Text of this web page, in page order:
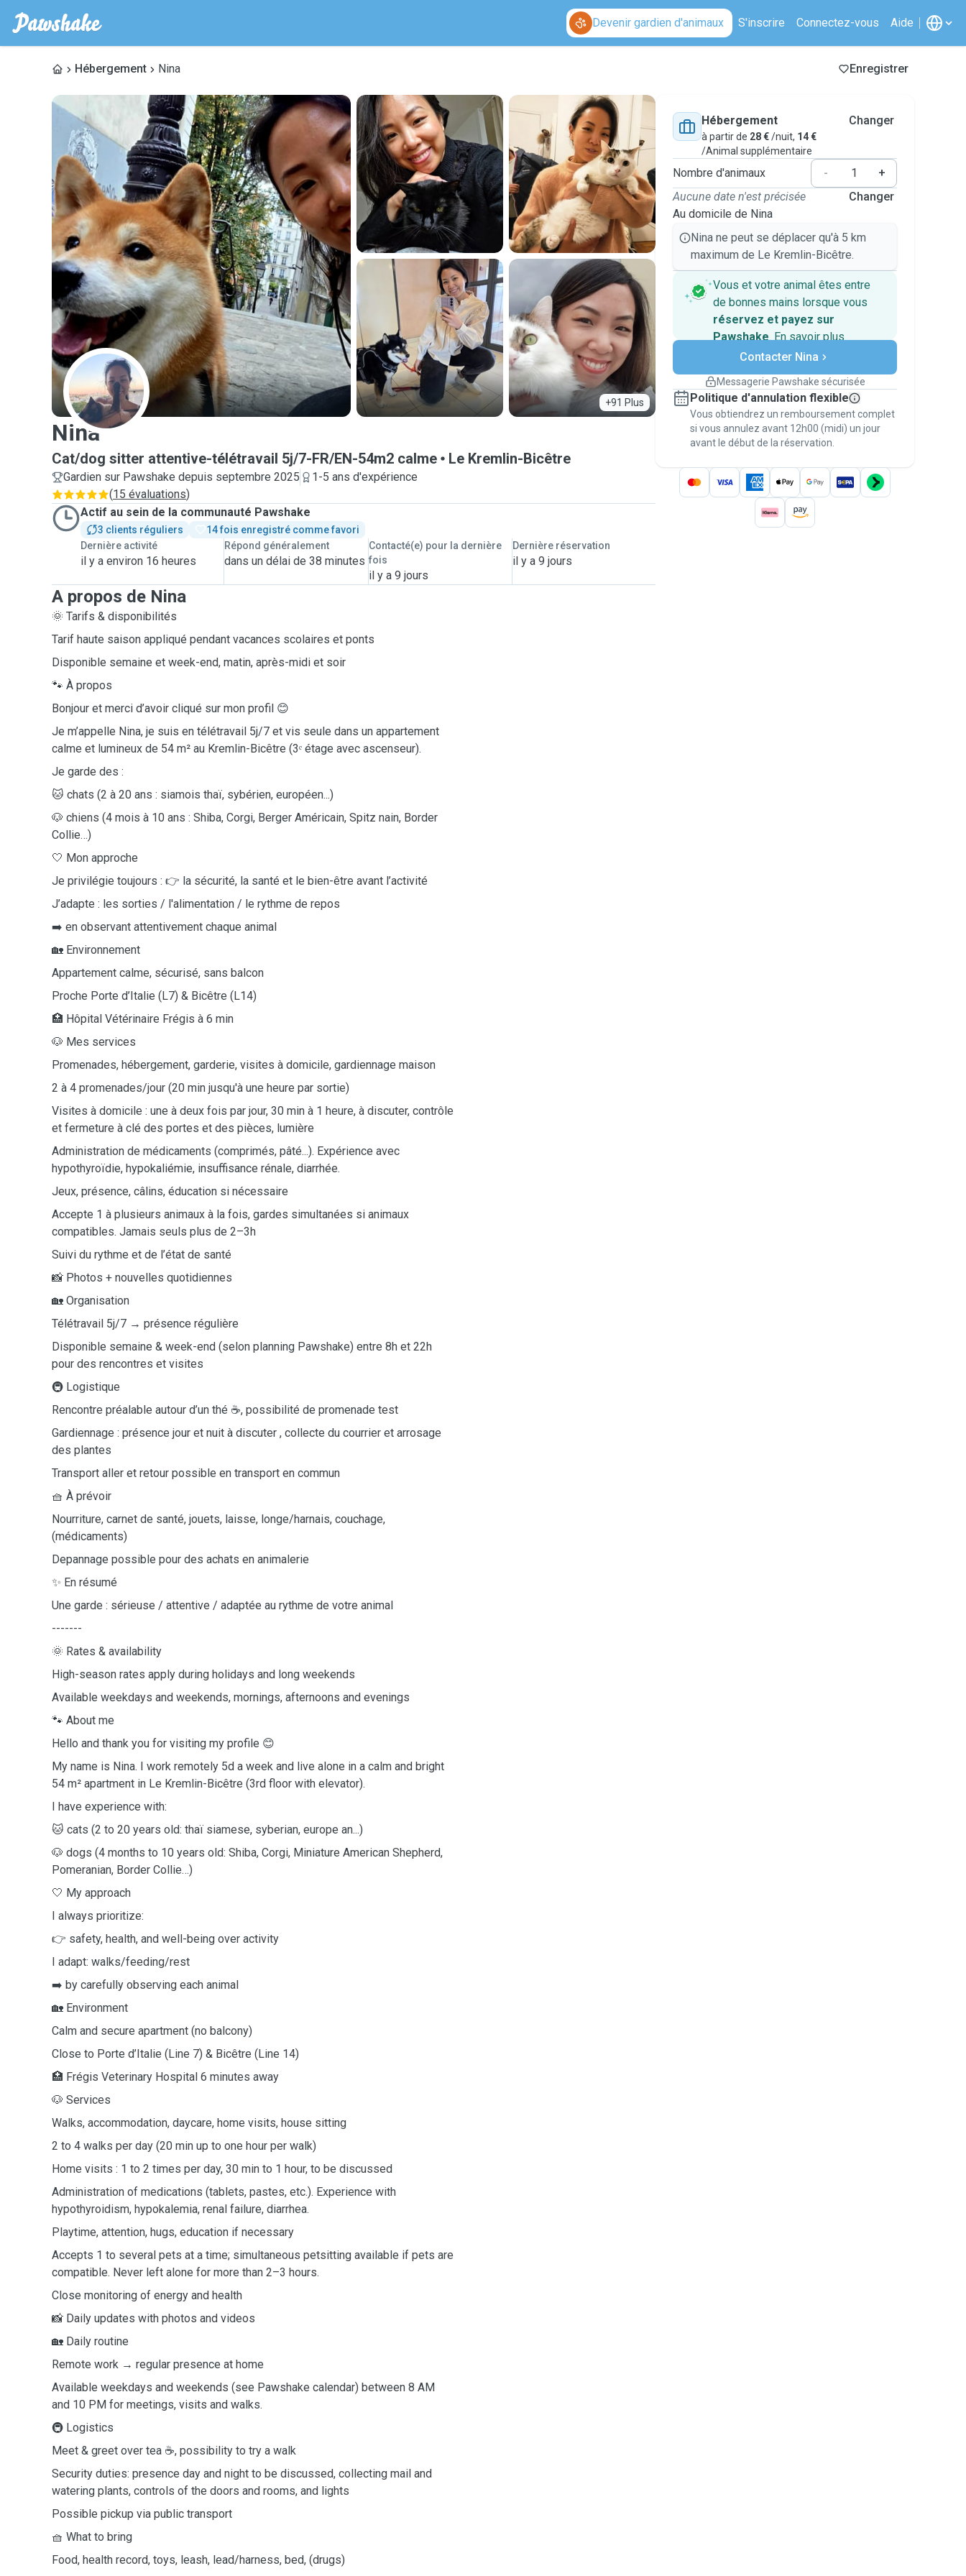
Devenir gardien d'animaux S'inscrire Connectez-vous Aide
Hébergement Nina Enregistrer
+91 Plus
N
Nina
Cat/dog sitter attentive-télétravail 5j/7-FR/EN-54m2 calme Le Kremlin-Bicêtre
Gardien sur Pawshake depuis septembre 2025
1-5 ans d'expérience
(15 évaluations)
Actif au sein de la communauté Pawshake
3 clients réguliers
14 fois enregistré comme favori
Dernière activité
il y a environ 16 heures
Répond généralement
dans un délai de 38 minutes
Contacté(e) pour la dernière
fois
il y a 9 jours
Dernière réservation
il y a 9 jours
A propos de Nina
🌞 Tarifs & disponibilités
Tarif haute saison appliqué pendant vacances scolaires et ponts
Disponible semaine et week-end, matin, après-midi et soir
🐾 À propos
Bonjour et merci d’avoir cliqué sur mon profil 😊
Je m’appelle Nina, je suis en télétravail 5j/7 et vis seule dans un appartement
calme et lumineux de 54 m² au Kremlin-Bicêtre (3ᵉ étage avec ascenseur).
Je garde des :
🐱 chats (2 à 20 ans : siamois thaï, sybérien, européen...)
🐶 chiens (4 mois à 10 ans : Shiba, Corgi, Berger Américain, Spitz nain, Border
Collie…)
🤍 Mon approche
Je privilégie toujours : 👉 la sécurité, la santé et le bien-être avant l’activité
J’adapte : les sorties / l'alimentation / le rythme de repos
➡️ en observant attentivement chaque animal
🏡 Environnement
Appartement calme, sécurisé, sans balcon
Proche Porte d’Italie (L7) & Bicêtre (L14)
🏥 Hôpital Vétérinaire Frégis à 6 min
🐶 Mes services
Promenades, hébergement, garderie, visites à domicile, gardiennage maison
2 à 4 promenades/jour (20 min jusqu'à une heure par sortie)
Visites à domicile : une à deux fois par jour, 30 min à 1 heure, à discuter, contrôle
et fermeture à clé des portes et des pièces, lumière
Administration de médicaments (comprimés, pâté...). Expérience avec
hypothyroïdie, hypokaliémie, insuffisance rénale, diarrhée.
Jeux, présence, câlins, éducation si nécessaire
Accepte 1 à plusieurs animaux à la fois, gardes simultanées si animaux
compatibles. Jamais seuls plus de 2–3h
Suivi du rythme et de l’état de santé
📸 Photos + nouvelles quotidiennes
🏡 Organisation
Télétravail 5j/7 → présence régulière
Disponible semaine & week-end (selon planning Pawshake) entre 8h et 22h
pour des rencontres et visites
🚇 Logistique
Rencontre préalable autour d’un thé ☕, possibilité de promenade test
Gardiennage : présence jour et nuit à discuter , collecte du courrier et arrosage
des plantes
Transport aller et retour possible en transport en commun
🧺 À prévoir
Nourriture, carnet de santé, jouets, laisse, longe/harnais, couchage,
(médicaments)
Depannage possible pour des achats en animalerie
✨ En résumé
Une garde : sérieuse / attentive / adaptée au rythme de votre animal
-------
🌞 Rates & availability
High-season rates apply during holidays and long weekends
Available weekdays and weekends, mornings, afternoons and evenings
🐾 About me
Hello and thank you for visiting my profile 😊
My name is Nina. I work remotely 5d a week and live alone in a calm and bright
54 m² apartment in Le Kremlin-Bicêtre (3rd floor with elevator).
I have experience with:
🐱 cats (2 to 20 years old: thaï siamese, syberian, europe an...)
🐶 dogs (4 months to 10 years old: Shiba, Corgi, Miniature American Shepherd,
Pomeranian, Border Collie…)
🤍 My approach
I always prioritize:
👉 safety, health, and well-being over activity
I adapt: walks/feeding/rest
➡️ by carefully observing each animal
🏡 Environment
Calm and secure apartment (no balcony)
Close to Porte d’Italie (Line 7) & Bicêtre (Line 14)
🏥 Frégis Veterinary Hospital 6 minutes away
🐶 Services
Walks, accommodation, daycare, home visits, house sitting
2 to 4 walks per day (20 min up to one hour per walk)
Home visits : 1 to 2 times per day, 30 min to 1 hour, to be discussed
Administration of medications (tablets, pastes, etc.). Experience with
hypothyroidism, hypokalemia, renal failure, diarrhea.
Playtime, attention, hugs, education if necessary
Accepts 1 to several pets at a time; simultaneous petsitting available if pets are
compatible. Never left alone for more than 2–3 hours.
Close monitoring of energy and health
📸 Daily updates with photos and videos
🏡 Daily routine
Remote work → regular presence at home
Available weekdays and weekends (see Pawshake calendar) between 8 AM
and 10 PM for meetings, visits and walks.
🚇 Logistics
Meet & greet over tea ☕, possibility to try a walk
Security duties: presence day and night to be discussed, collecting mail and
watering plants, controls of the doors and rooms, and lights
Possible pickup via public transport
🧺 What to bring
Food, health record, toys, leash, lead/harness, bed, (drugs)
Hébergement
à partir de 28 €/nuit, 14 €
/Animal supplémentaire
Changer
Nombre d'animaux -
+
Aucune date n'est précisée
Au domicile de Nina
Changer
Nina ne peut se déplacer qu'à 5 km
maximum de Le Kremlin-Bicêtre.
Vous et votre animal êtes entre
de bonnes mains lorsque vous
réservez et payez sur
Pawshake. En savoir plus
Paiements sécurisés
Assistance en cas de
Réservations couvertes par
nos garanties
Gardez tout sur Pawshake (du premier
message au paiement) pour bénéficier de la
Garantie Pawshake.
Contacter Nina
Messagerie Pawshake sécurisée
Politique d'annulation flexible
Vous obtiendrez un remboursement complet
si vous annulez avant 12h00 (midi) un jour
avant le début de la réservation.